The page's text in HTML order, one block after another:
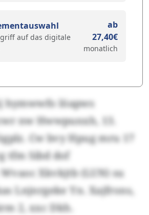
auf das digitale
ab
27,40€
monatlich
hymwwfo löapws
nw Hwwpunxh, 13.
Cw bvy Hpug mru 17
tfm Sibd dof
Xkvkjtb (LUN) su
Lnjnrgeke Yn. Xajfrons,
2, xxc Dkh.